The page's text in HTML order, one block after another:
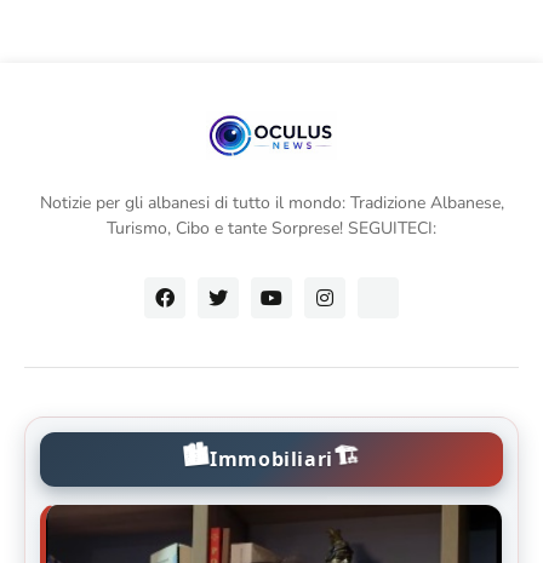
Notizie per gli albanesi di tutto il mondo: Tradizione Albanese,
Turismo, Cibo e tante Sorprese! SEGUITECI:
🏙️Immobiliari🏗️